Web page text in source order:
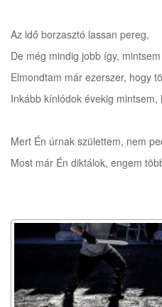
Az idő borzasztó lassan pereg,
De még mindig jobb így,
Elmondtam már ezerszer, hogy
Inkább kínlódok évekig mintsem,
Mert Én úrnak születtem, nem
Most már Én diktálok, engem